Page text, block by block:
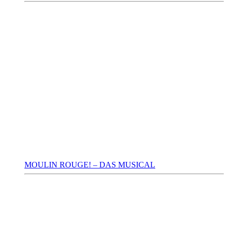
MOULIN ROUGE! – DAS MUSICAL